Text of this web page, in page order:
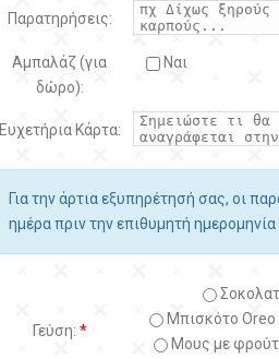
Παρατηρήσεις:
Αμπαλάζ (για
δώρο):
Ναι
Ευχετήρια Κάρτα:
Για την άρτια εξυπηρέτησή σας, οι
ημέρα πριν την επιθυμητή
Γεύση: *
Μπισκότο Oreo
Μους με